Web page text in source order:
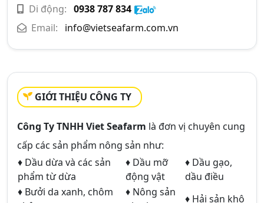
Di động: 0938 787 834
Email:
info@vietseafarm.com.vn
GIỚI THIỆU CÔNG TY
Công Ty TNHH Viet Seafarm là đơn vị chuyên cung
cấp các sản phẩm nông sản như:
♦ Dầu dừa và các sản
phẩm từ dừa
♦ Dầu mỡ
động vật
♦ Dầu gạo,
dầu điều
♦ Bưởi da xanh, chôm
♦ Nông sản
♦ Hải sản khô